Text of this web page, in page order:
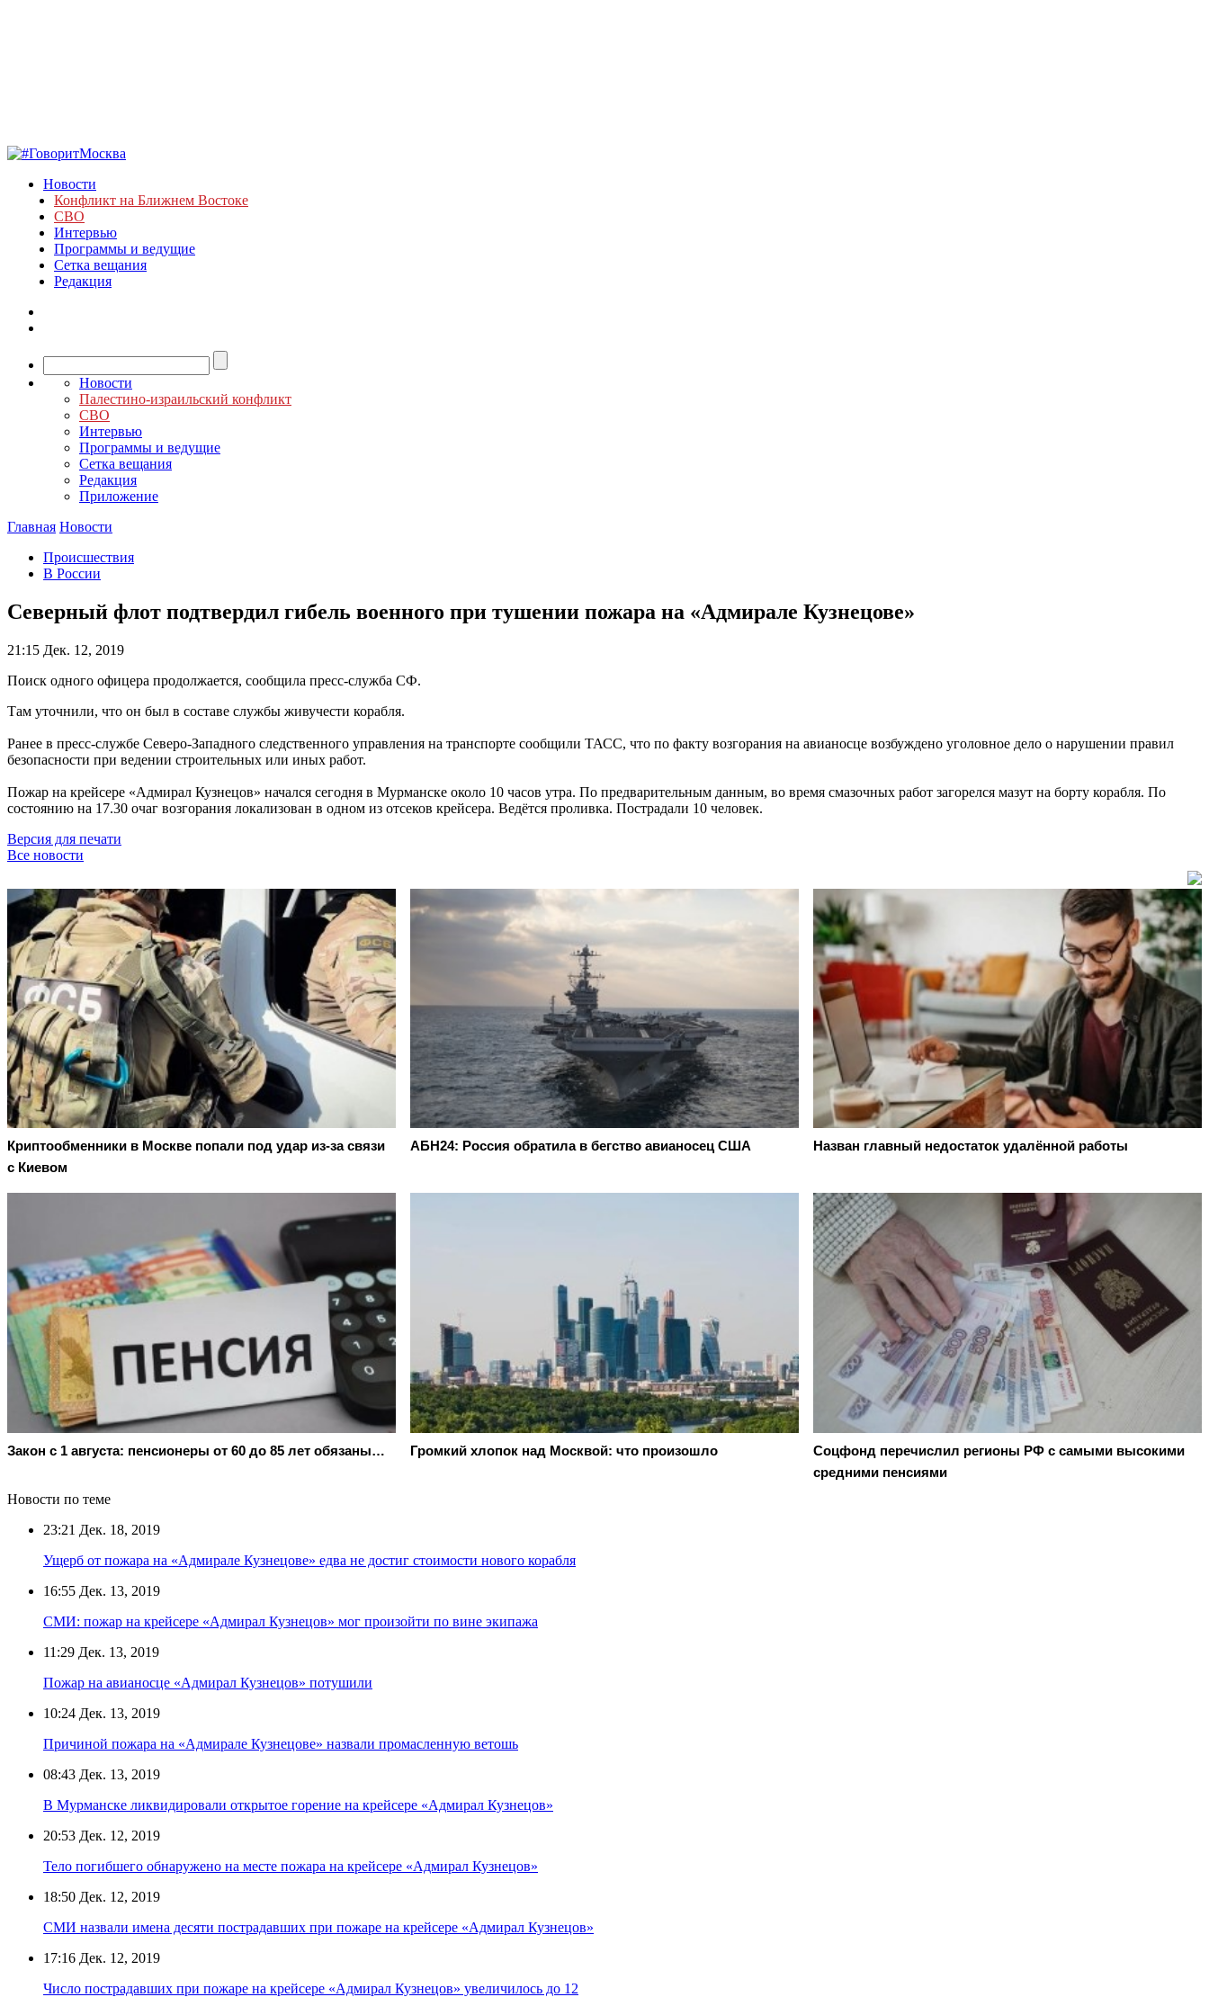
Новости
Конфликт на Ближнем Востоке
СВО
Интервью
Программы и ведущие
Сетка вещания
Редакция
Новости
Палестино-израильский конфликт
СВО
Интервью
Программы и ведущие
Сетка вещания
Редакция
Приложение
Главная Новости
Происшествия
В России
Северный флот подтвердил гибель военного при тушении пожара на «Адмирале Кузнецове»
21:15 Дек. 12, 2019
Поиск одного офицера продолжается, сообщила пресс-служба СФ.
Там уточнили, что он был в составе службы живучести корабля.
Ранее в пресс-службе Северо-Западного следственного управления на транспорте сообщили ТАСС, что по факту возгорания на авианосце возбуждено уголовное дело о нарушении правил
безопасности при ведении строительных или иных работ.
Пожар на крейсере «Адмирал Кузнецов» начался сегодня в Мурманске около 10 часов утра. По предварительным данным, во время смазочных работ загорелся мазут на борту корабля. По
состоянию на 17.30 очаг возгорания локализован в одном из отсеков крейсера. Ведётся проливка. Пострадали 10 человек.
Версия для печати
Все новости
Криптообменники в Москве попали под удар из-за связи
с Киевом
АБН24: Россия обратила в бегство авианосец США Назван главный недостаток удалённой работы
Закон с 1 августа: пенсионеры от 60 до 85 лет обязаны… Громкий хлопок над Москвой: что произошло
Соцфонд перечислил регионы РФ с самыми высокими
средними пенсиями
Новости по теме
23:21 Дек. 18, 2019
Ущерб от пожара на «Адмирале Кузнецове» едва не достиг стоимости нового корабля
16:55 Дек. 13, 2019
СМИ: пожар на крейсере «Адмирал Кузнецов» мог произойти по вине экипажа
11:29 Дек. 13, 2019
Пожар на авианосце «Адмирал Кузнецов» потушили
10:24 Дек. 13, 2019
Причиной пожара на «Адмирале Кузнецове» назвали промасленную ветошь
08:43 Дек. 13, 2019
В Мурманске ликвидировали открытое горение на крейсере «Адмирал Кузнецов»
20:53 Дек. 12, 2019
Тело погибшего обнаружено на месте пожара на крейсере «Адмирал Кузнецов»
18:50 Дек. 12, 2019
СМИ назвали имена десяти пострадавших при пожаре на крейсере «Адмирал Кузнецов»
17:16 Дек. 12, 2019
Число пострадавших при пожаре на крейсере «Адмирал Кузнецов» увеличилось до 12